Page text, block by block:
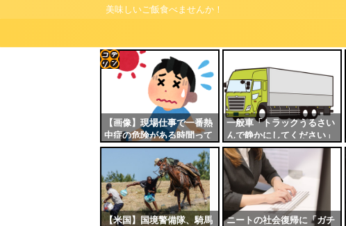
美味しいご飯食べませんか！
【画像】現場仕事で一番熱
中症の危険がある時間って
これだよなｗｗｗｗ
一般車「トラックうるさい
んで静かにしてください」
運ちゃん「ここ大型枠。冷
凍機切れるか馬鹿」
【米国】国境警備隊、騎馬
ニートの社会復帰に「ガチ
- 固
定リ
自動
更新
ツー